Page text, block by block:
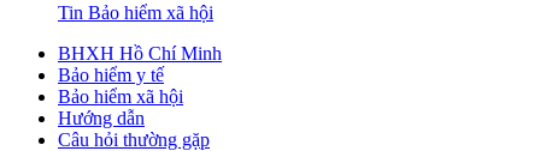
Tin Bảo hiểm xã hội
BHXH Hồ Chí Minh
Bảo hiểm y tế
Bảo hiểm xã hội
Hướng dẫn
Câu hỏi thường gặp